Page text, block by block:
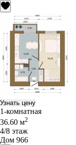
Узнать цену
1-комнатная
36.60 м2
4/8 этаж
Дом 966